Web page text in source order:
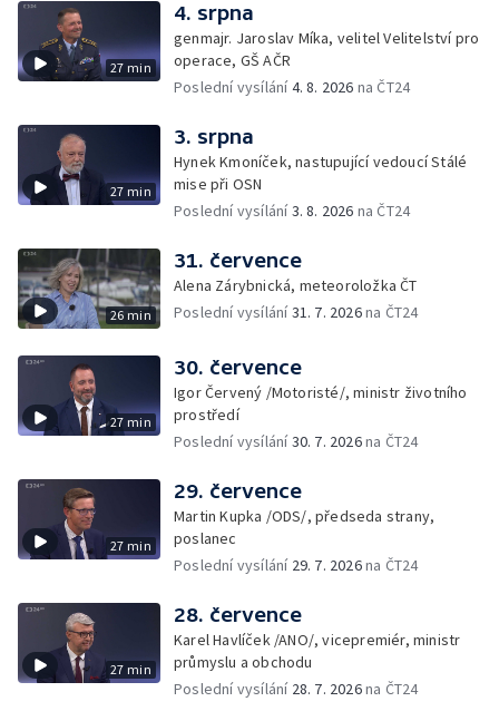
27 min
4. srpna
genmajr. Jaroslav Míka, velitel Velitelství pro
operace, GŠ AČR
Poslední vysílání4. 8. 2026 na ČT24
27 min
3. srpna
Hynek Kmoníček, nastupující vedoucí Stálé
mise při OSN
Poslední vysílání3. 8. 2026 na ČT24
26 min
31. července
Alena Zárybnická, meteoroložka ČT
Poslední vysílání31. 7. 2026na ČT24
27 min
30. července
Igor Červený /Motoristé/, ministr životního
prostředí
Poslední vysílání30. 7. 2026na ČT24
27 min
29. července
Martin Kupka /ODS/, předseda strany,
poslanec
Poslední vysílání 29. 7. 2026na ČT24
27 min
28. července
Karel Havlíček /ANO/, vicepremiér, ministr
průmyslu a obchodu
Poslední vysílání 28. 7. 2026na ČT24